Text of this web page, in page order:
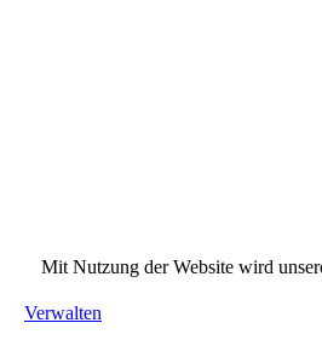
Mit Nutzung der Website wird
Verwalten